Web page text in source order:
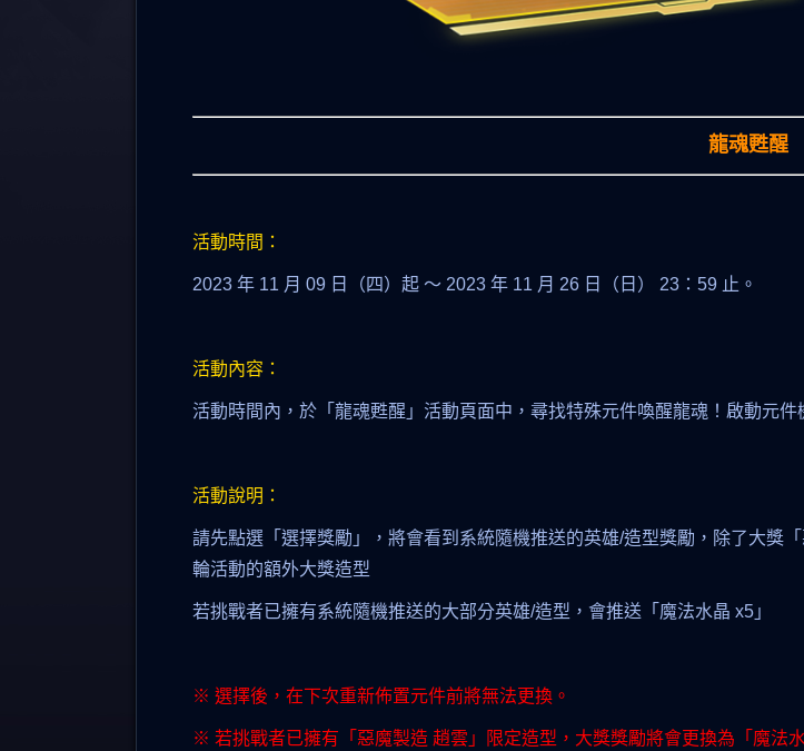
龍魂甦醒
活動時間：
2023 年 11 月 09 日（四）起 ～ 2023 年 11 月 26 日（日） 23：59 止。
活動內容：
活動時間內，於「龍魂甦醒」活動頁面中，尋找特殊元件喚醒龍魂！啟動元件
活動說明：
請先點選「選擇獎勵」，將會看到系統隨機推送的英雄/造型獎勵，除了大獎
輪活動的額外大獎造型
若挑戰者已擁有系統隨機推送的大部分英雄/造型，會推送「魔法水晶 x5」
※ 選擇後，在下次重新佈置元件前將無法更換。
※ 若挑戰者已擁有「惡魔製造 趙雲」限定造型，大獎獎勵將會更換為「魔法